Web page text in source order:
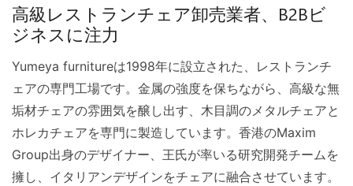
高級レストランチェア卸売業者、B2Bビ
ジネスに注力
Yumeya furnitureは1998年に設立された、レストランチ
ェアの専門工場です。金属の強度を保ちながら、高級な無
垢材チェアの雰囲気を醸し出す、木目調のメタルチェアと
ホレカチェアを専門に製造しています。香港のMaxim
Group出身のデザイナー、王氏が率いる研究開発チームを
擁し、イタリアンデザインをチェアに融合させています。